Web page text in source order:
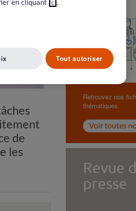
de
les
Retrouvez nos
thématiques.
Voir toutes
Revue
presse
en cliquant ici.
Tout autoriser